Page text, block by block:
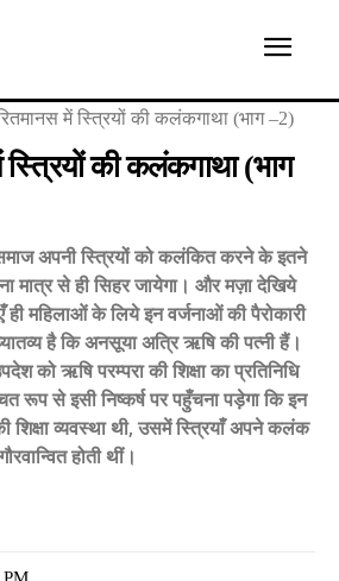
में स्त्रियों की कलंकगाथा (भाग –2)
स्त्रियों की कलंकगाथा (भाग
अपनी स्त्रियों को कलंकित करने के इतने
मात्र से ही सिहर जायेगा। और मज़ा देखिये
ही महिलाओं के लिये इन वर्जनाओं की पैरोकारी
है कि अनसूया अत्रि ऋषि की पत्नी हैं।
को ऋषि परम्परा की शिक्षा का प्रतिनिधि
रूप से इसी निष्कर्ष पर पहुँचना पड़ेगा कि इन
शिक्षा व्यवस्था थी, उसमें स्त्रियाँ अपने कलंक
होती थीं।